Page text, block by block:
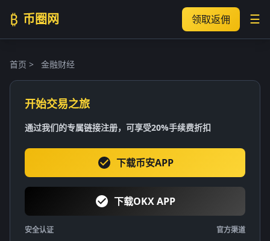
₿ 币圈网 领取返佣 ☰
首页 > 金融财经
开始交易之旅
通过我们的专属链接注册，可享受20%手续费折扣
下载币安APP
下载OKX APP
安全认证 官方渠道